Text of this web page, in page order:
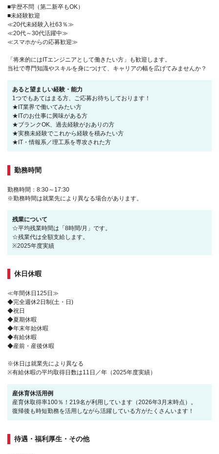
■学歴不問（第二新卒もOK）
■未経験歓迎
≪20代未経験入社63％≫
≪20代～30代活躍中≫
≪スマホからの応募歓迎≫
「将来的にはITエンジニアとして働きたい方」も歓迎します。
当社で専門知識やスキルを身につけて、キャリアの幅を広げてみませんか？
あると望ましい経験・能力
1つでもあてはまる方、ご応募お待ちしております！
★IT業界で働いてみたい方
★ITのお仕事に興味がある方
★ブランクOK、過去経験がおありの方
★実務未経験でこれから経験を積みたい方
★IT・情報系／理工系を専攻された方
勤務時間
勤務時間：8:30～17:30
※勤務時間は就業先により異なる場合があります。
残業について
☆平均残業時間は「8時間/月」です。
☆残業代は全額支給します。
※2025年度実績
休日休暇
≪年間休日125日≫
◆完全週休2日制(土・日)
◆祝日
◆夏期休暇
◆年末年始休暇
◆有給休暇
◆産前・産後休暇
※休日は就業先により異なる
※有給休暇の平均取得日数は11日／年（2025年度実績）
産休育休活用例
産育休取得率100％！219名が利用しています（2026年3月末時点）。
復帰後も時短勤務を活用しながら活躍している方がたくさんいます！
待遇・福利厚生・その他